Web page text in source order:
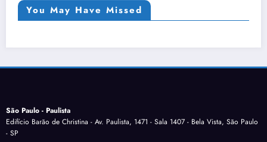
You May Have Missed
São Paulo - Paulista
Edifício Barão de Christina - Av. Paulista, 1471 - Sala 1407 - Bela Vista, São Paulo
- SP